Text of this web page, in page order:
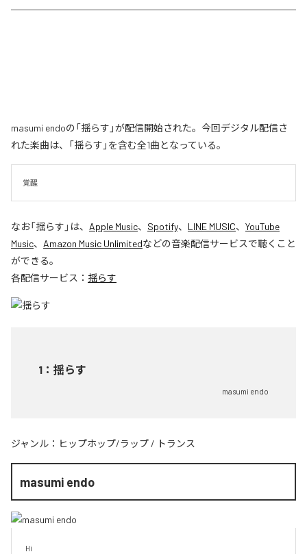
masumi endoの「揺らす」が配信開始された。今回デジタル配信さ
れた楽曲は、「揺らす」を含む全1曲となっている。
覚醒
なお「揺らす 」は、 Apple Music、 Spotify、 LINE MUSIC、 YouTube
Music、 Amazon Music Unlimitedなどの音楽配信サービスで聴くこと
ができる。
各配信サービス： 揺らす
1 ： 揺らす
masumi endo
ジャンル： ヒップホップ/ラップ / トランス
masumi endo
Hi